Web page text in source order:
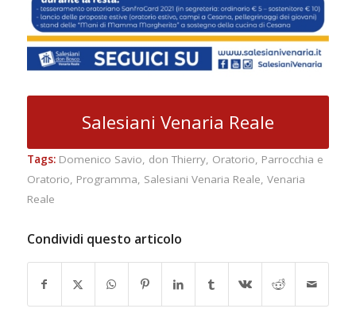
Salesiani Venaria Reale
Tags: Domenico Savio, don Thierry, Oratorio, Parrocchia e
Oratorio, Programma, Salesiani Venaria Reale, Venaria
Reale
Condividi questo articolo